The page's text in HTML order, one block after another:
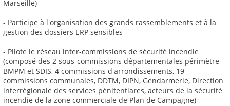
Marseille)
- Participe à l'organisation des grands rassemblements et à la
gestion des dossiers ERP sensibles
- Pilote le réseau inter-commissions de sécurité incendie
(composé des 2 sous-commissions départementales périmètre
BMPM et SDIS, 4 commissions d'arrondissements, 19
commissions communales, DDTM, DIPN, Gendarmerie, Direction
interrégionale des services pénitentiares, acteurs de la sécurité
incendie de la zone commerciale de Plan de Campagne)